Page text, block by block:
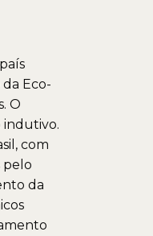
Eco-
O
indutivo.
com
pelo
da